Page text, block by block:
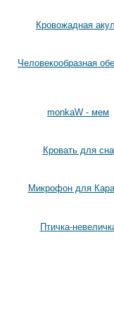
Кровожадная
Человекообразная
monkaW - мем
Кровать для сна
Микрофон для
Птичка-